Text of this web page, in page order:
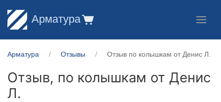
Арматура
Арматура Отзывы Отзыв по колышкам от Денис Л.
Отзыв, по колышкам от Денис
Л.